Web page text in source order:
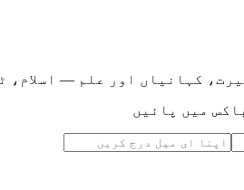
میں پائیں